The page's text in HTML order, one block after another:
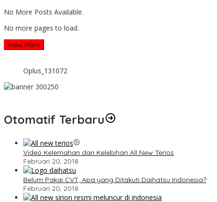
No More Posts Available.
No more pages to load.
View More
Oplus_131072
Otomatif Terbaru
Video Kelemahan dan Kelebihan All New Terios
Februari 20, 2018
Belum Pakai CVT, Apa yang Ditakuti Daihatsu Indonesia?
Februari 20, 2018